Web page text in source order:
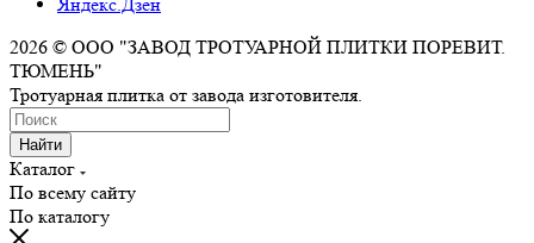
2026 © ООО "ЗАВОД ТРОТУАРНОЙ ПЛИТКИ ПОРЕВИТ.
ТЮМЕНЬ"
Тротуарная плитка от завода изготовителя.
Найти
Каталог
По всему сайту
По каталогу